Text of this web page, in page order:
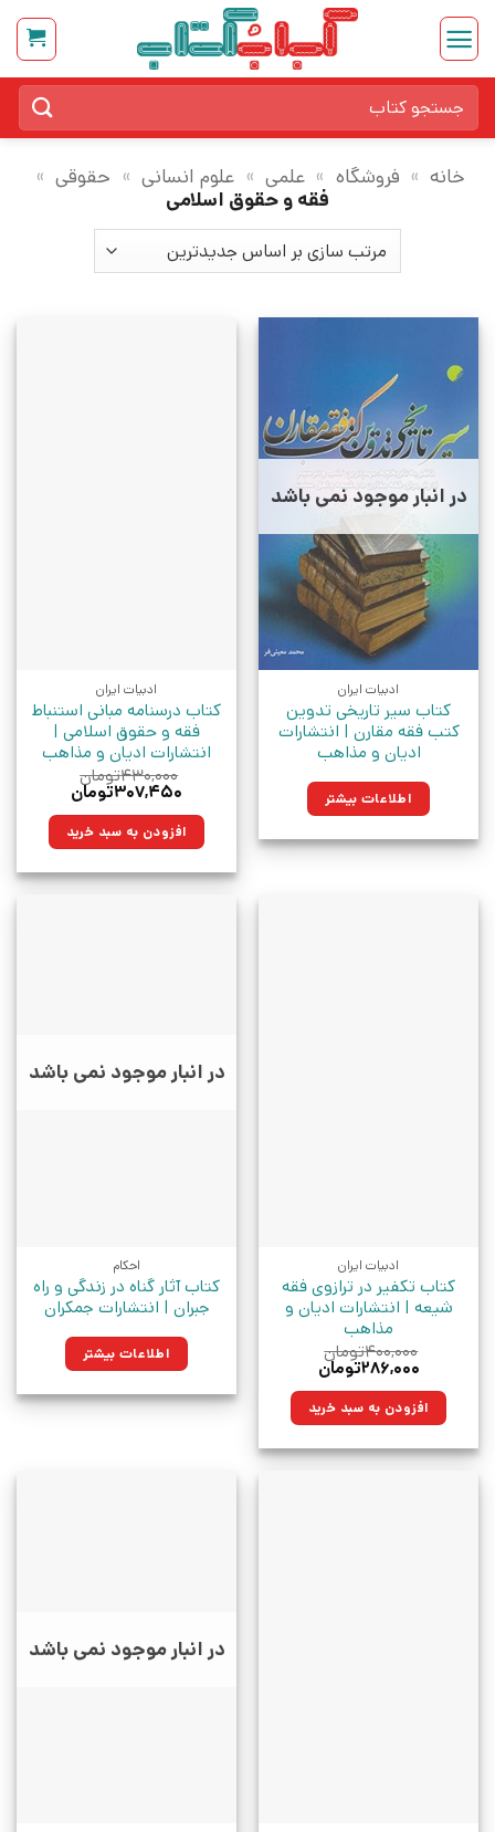
Skip
content
برای:
خانه » فروشگاه » علمی » علوم انسانی » حقوقی »
فقه و حقوق اسلامی
در انبار موجود نمی باشد
ادبیات ایران
کتاب سیر تاریخی تدوین
کتب فقه مقارن | انتشارات
ادیان و مذاهب
اطلاعات بیشتر
ادبیات ایران
کتاب درسنامه مبانی استنباط
فقه و حقوق اسلامی |
انتشارات ادیان و مذاهب
۴۳۰,۰۰۰تومان
قیمت
۴۳۰,۰۰۰تومان
بود.
۳۰۷,۴۵۰تومان
۳۰۷,۴۵۰تومان.افزودن به سبد خرید
ادبیات ایران
کتاب تکفیر در ترازوی فقه
شیعه | انتشارات ادیان و
مذاهب
۴۰۰,۰۰۰تومان
قیمت
۴۰۰,۰۰۰تومان
بود.
۲۸۶,۰۰۰تومان
۲۸۶,۰۰۰تومان.افزودن به سبد خرید
در انبار موجود نمی باشد
احکام
کتاب آثار گناه در زندگی و راه
جبران | انتشارات جمکران
اطلاعات بیشتر
در انبار موجود نمی باشد